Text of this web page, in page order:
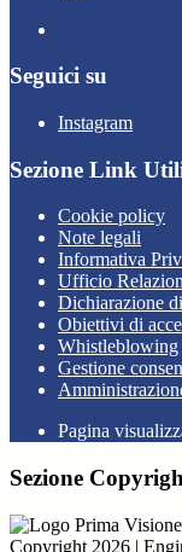
Seguici su
Instagram
Sezione Link
Cookie policy
Note legali
Informativa
Ufficio
Dichiarazione
Obiettivi di
Whistleblowing
Gestione
Pagina
Sezione
Copyright 2026 |